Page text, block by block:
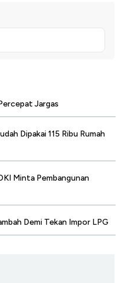
Jargas
Dipakai 115 Ribu Rumah
Minta Pembangunan
Demi Tekan Impor LPG